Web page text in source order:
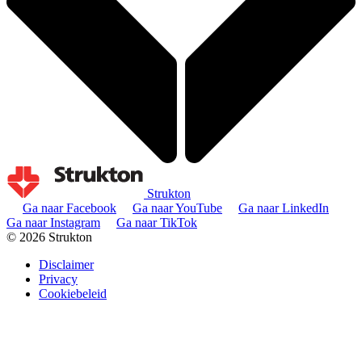
Strukton
Ga naar Facebook
Ga naar YouTube
Ga naar LinkedIn
Ga naar Instagram
Ga naar TikTok
© 2026 Strukton
Disclaimer
Privacy
Cookiebeleid